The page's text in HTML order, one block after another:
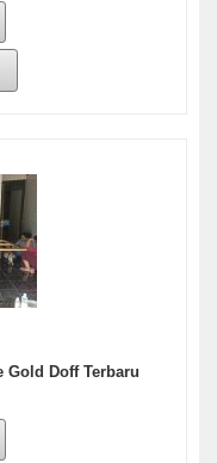
Gold Doff Terbaru